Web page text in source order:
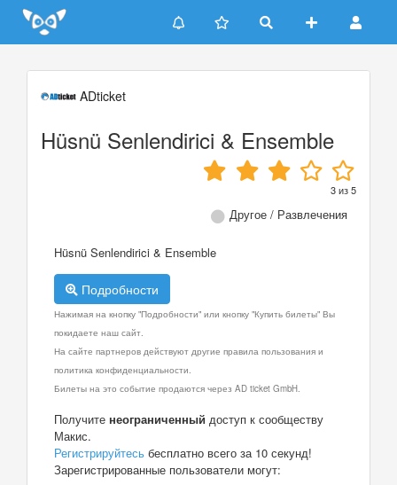
Update cookies preferences
ADticket
Hüsnü Senlendirici & Ensemble
3из5
Другое / Развлечения
Hüsnü Senlendirici & Ensemble
Подробности
Нажимая на кнопку "Подробности" или кнопку "Купить билеты" Вы
покидаете наш сайт.
На сайте партнеров действуют другие правила пользования и
политика конфиденциальности.
Билеты на это событие продаются через AD ticket GmbH.
Получите неограниченный доступ к сообществу
Макис.
Регистрируйтесь бесплатно всего за 10 секунд!
Зарегистрированные пользователи могут: